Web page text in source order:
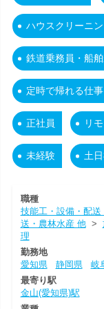
ハウスクリーニ
鉄道乗務員・船
定時で帰れる仕事
正社員 リ
未経験 土
職種
技能工・設備・配
送・農林水産 他>
理
勤務地
愛知県
静岡県 岐
最寄り駅
金山(愛知県)駅